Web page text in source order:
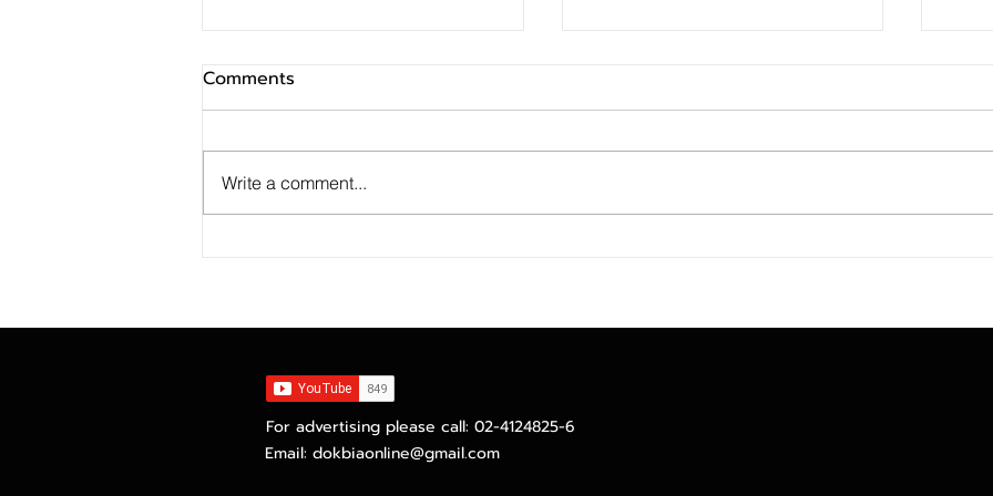
คลื่นความนิยมหุ้น AI หนุนตลาด
Tidlor Holdings ปลื้ม! TRIS
บลจ
Comments
Write a comment...
For advertising please call: 02-4124825-6
Email: dokbiaonline@gmail.com